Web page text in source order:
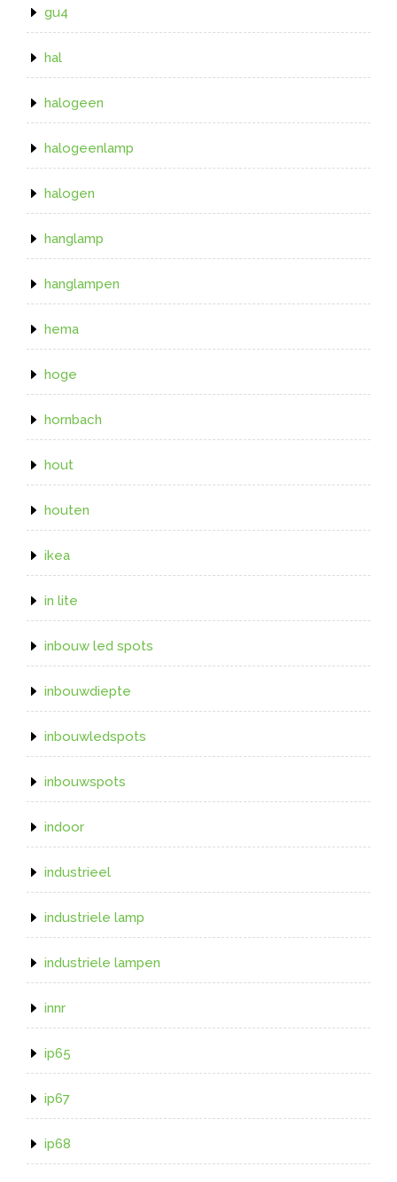
gu4
hal
halogeen
halogeenlamp
halogen
hanglamp
hanglampen
hema
hoge
hornbach
hout
houten
ikea
in lite
inbouw led spots
inbouwdiepte
inbouwledspots
inbouwspots
indoor
industrieel
industriele lamp
industriele lampen
innr
ip65
ip67
ip68